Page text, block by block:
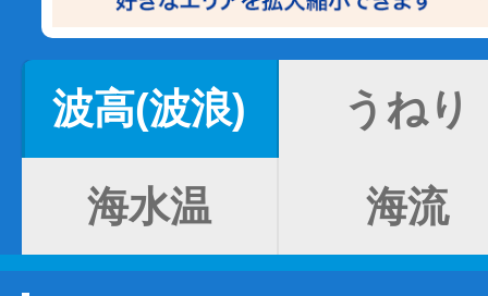
波高(波浪) うねり
海水温 海流